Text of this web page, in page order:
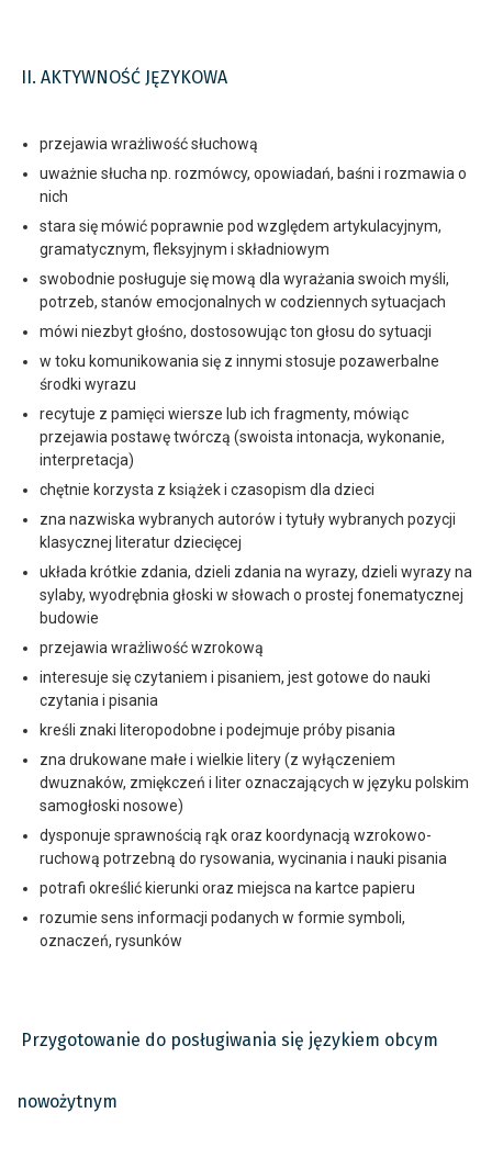
II. AKTYWNOŚĆ JĘZYKOWA
przejawia wrażliwość słuchową
uważnie słucha np. rozmówcy, opowiadań, baśni i rozmawia o
nich
stara się mówić poprawnie pod względem artykulacyjnym,
gramatycznym, fleksyjnym i składniowym
swobodnie posługuje się mową dla wyrażania swoich myśli,
potrzeb, stanów emocjonalnych w codziennych sytuacjach
mówi niezbyt głośno, dostosowując ton głosu do sytuacji
w toku komunikowania się z innymi stosuje pozawerbalne
środki wyrazu
recytuje z pamięci wiersze lub ich fragmenty, mówiąc
przejawia postawę twórczą (swoista intonacja, wykonanie,
interpretacja)
chętnie korzysta z książek i czasopism dla dzieci
zna nazwiska wybranych autorów i tytuły wybranych pozycji
klasycznej literatur dziecięcej
układa krótkie zdania, dzieli zdania na wyrazy, dzieli wyrazy na
sylaby, wyodrębnia głoski w słowach o prostej fonematycznej
budowie
przejawia wrażliwość wzrokową
interesuje się czytaniem i pisaniem, jest gotowe do nauki
czytania i pisania
kreśli znaki literopodobne i podejmuje próby pisania
zna drukowane małe i wielkie litery (z wyłączeniem
dwuznaków, zmiękczeń i liter oznaczających w języku polskim
samogłoski nosowe)
dysponuje sprawnością rąk oraz koordynacją wzrokowo-
ruchową potrzebną do rysowania, wycinania i nauki pisania
potrafi określić kierunki oraz miejsca na kartce papieru
rozumie sens informacji podanych w formie symboli,
oznaczeń, rysunków
Przygotowanie do posługiwania się językiem obcym
nowożytnym